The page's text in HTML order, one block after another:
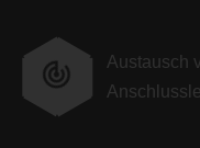
Austausch